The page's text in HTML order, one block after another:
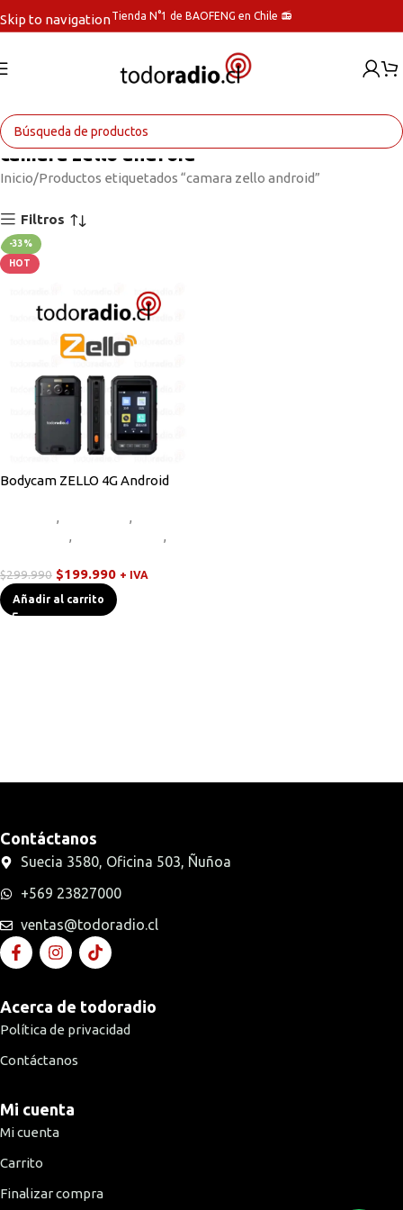
Skip to navigationTienda N°1 de BAOFENG en Chile 📻
camara zello android
Inicio Productos etiquetados “camara zello android”
Filtros
-33%
HOT
Bodycam ZELLO 4G Android
,
,
,
,
$299.990 $199.990 + IVA
Añadir al carrito
Contáctanos
Suecia 3580, Oficina 503, Ñuñoa
+569 23827000
ventas@todoradio.cl
Acerca de todoradio
Política de privacidad
Contáctanos
Mi cuenta
Mi cuenta
Carrito
Finalizar compra